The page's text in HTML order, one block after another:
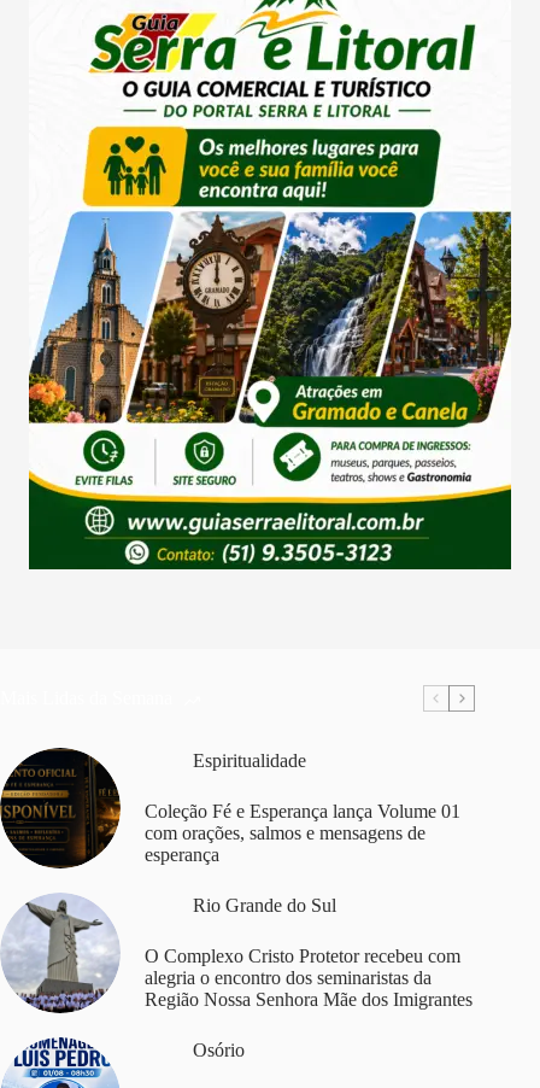
Espiritualidade
Coleção Fé e Esperança lança Volume 01
com orações, salmos e mensagens de
esperança
Rio Grande do Sul
O Complexo Cristo Protetor recebeu com
alegria o encontro dos seminaristas da
Região Nossa Senhora Mãe dos Imigrantes
Osório